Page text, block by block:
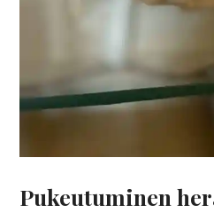
Pukeutuminen